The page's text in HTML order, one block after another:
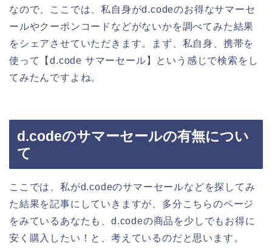
なので、ここでは、私自身がd.codeのお得なサマーセ
ールやクーポンコードなどがないかを調べてみた結果
をシェアさせていただきます。まず、私自身、携帯を
使って【d.code サマーセール】という感じで検索をし
てみたんですよね。
d.codeのサマーセールの有無につい
て
ここでは、私がd.codeのサマーセールなどを探してみ
た結果を記事にしていきますが、多分こちらのページ
をみているあなたも、d.codeの商品を少しでもお得に
安く購入したい！と、考えているのだと思います。